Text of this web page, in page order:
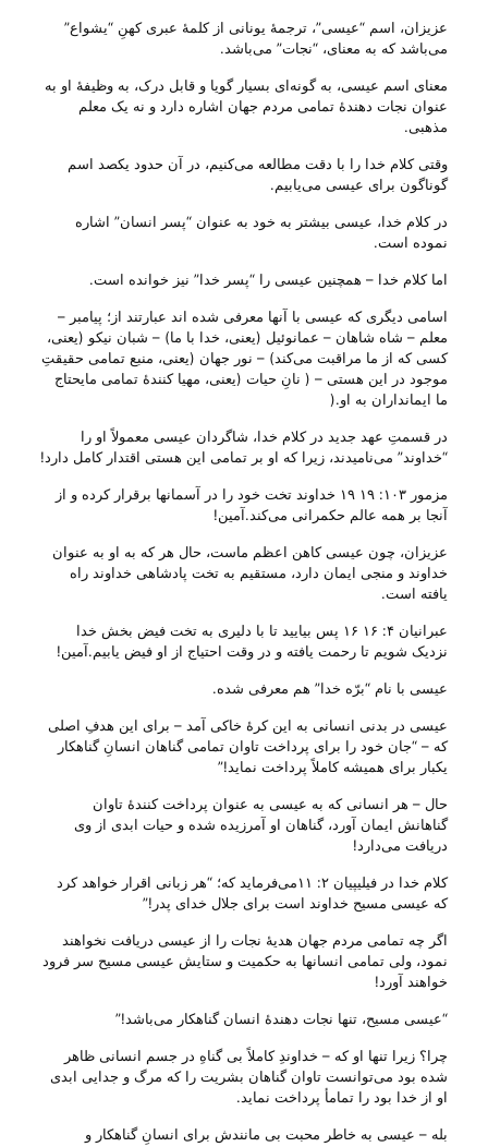
عزیزان، اسم “عیسی”، ترجمهٔ یونانی از کلمهٔ عبری کهنِ “یشواع”
می‌‌باشد که به معنای، “نجات” می‌‌باشد.
معنای اسم عیسی، به گونه‌ای بسیار گویا و قابل درک، به وظیفهٔ او به
عنوان نجات دهندهٔ تمامی مردم جهان اشاره دارد و نه یک معلم
مذهبی.
وقتی کلام خدا را با دقت مطالعه می‌‌کنیم، در آن حدود یکصد اسم
گوناگون برای عیسی می‌‌یابیم.
در کلام خدا، عیسی بیشتر به خود به عنوان “پسر انسان” اشاره
نموده است.
اما کلام خدا – همچنین عیسی را “پسر خدا” نیز خوانده است.
اسامی دیگری که عیسی با آنها معرفی شده اند عبارتند از؛ پیامبر –
معلم – شاه شاهان – عمانوئیل (یعنی، خدا با ما) – شبان نیکو (یعنی،
کسی که از ما مراقبت می‌‌کند) – نور جهان (یعنی، منبع تمامی حقیقتِ
موجود در این هستی‌ – ( نانِ حیات (یعنی، مهیا کنندهٔ تمامی مایحتاج
ما ایمانداران به او.(
در قسمتِ عهد جدید در کلام خدا، شاگردان عیسی معمولاً او را
“خداوند” می‌‌نامیدند، زیرا که او بر تمامی این هستی اقتدار کامل دارد!
مزمور ۱۰۳: ۱۹ ۱۹ خداوند تخت خود را در آسمانها برقرار کرده و از
آنجا بر همه عالم حکمرانی می‌کند.آمین!
عزیزان، چون عیسی کاهن اعظم ماست، حال هر که به او به عنوان
خداوند و منجی ایمان دارد، مستقیم به تخت پادشاهی خداوند راه
یافته است.
عبرانیان ۴: ۱۶ ۱۶ پس بیایید تا با دلیری به تخت فیض بخش خدا
نزدیک شویم تا رحمت یافته و در وقت احتیاج از او فیض یابیم‌.آمین!
عیسی با نام “برّه خدا” هم معرفی شده.
عیسی در بدنی انسانی به این کرهٔ خاکی آمد – برای این هدفِ اصلی
که – “جان خود را برای پرداخت تاوان تمامی گناهان انسانِ گناهکار
یکبار برای همیشه کاملاً پرداخت نماید!”
حال – هر انسانی که به عیسی به عنوان پرداخت کنندهٔ تاوان
گناهانش ایمان آورد، گناهان او آمرزیده شده و حیات ابدی از وی
دریافت می‌‌دارد!
کلام خدا در فیلیپیان ۲: ۱۱می‌‌فرماید که؛ “هر زبانی اقرار خواهد کرد
که عیسی مسیح خداوند است برای جلال خدای پدر!”
اگر چه تمامی مردم جهان هدیهٔ نجات را از عیسی دریافت نخواهند
نمود، ولی تمامی انسانها به حکمیت و ستایش عیسی مسیح سر فرود
خواهند آورد!
“عیسی مسیح، تنها نجات دهندهٔ انسان گناهکار می‌‌باشد!”
چرا؟ زیرا تنها او که – خداوندِ کاملاً بی‌ گناهِ در جسم انسانی ظاهر
شده بود می‌‌توانست تاوان گناهان بشریت را که مرگ و جدایی ابدی
او از خدا بود را تمامأ پرداخت نماید.
بله – عیسی به خاطر محبت بی‌ مانندش برای انسانِ گناهکار و